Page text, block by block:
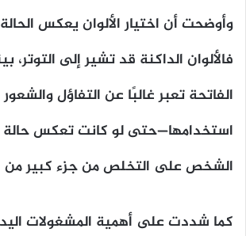
وأوضحت أن اختيار الألوان يعكس
فالألوان الداكنة قد تشير إلى التوتر،
الفاتحة تعبر غالبًا عن التفاؤل
استخدامها—حتى لو كانت تعكس
الشخص على التخلص من جزء كبير من
كما شددت على أهمية المشغولات